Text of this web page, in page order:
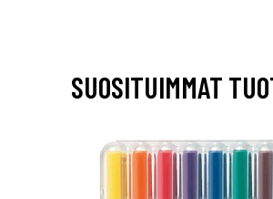
SUOSITUIMMAT